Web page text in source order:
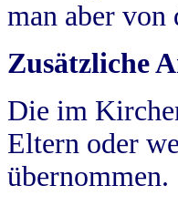
man aber von
Zusätzliche
Die im
Eltern oder
übernommen.